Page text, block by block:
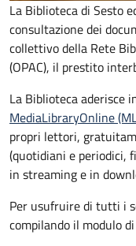
La Biblioteca di Sesto
consultazione dei
collettivo della Rete
(OPAC), il prestito
La Biblioteca aderisce
MediaLibraryOnline
propri lettori,
(quotidiani e periodici,
in streaming e in
Per usufruire di tutti i
compilando il modulo